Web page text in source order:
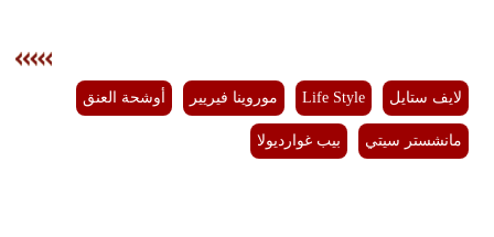
لايف ستايل Life Style موروينا فيريير أوشحة العنق
مانشستر سيتي بيب غوارديولا